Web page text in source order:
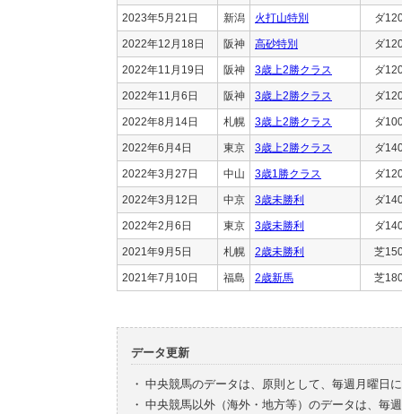
2023年5月21日 新潟 火打山特別 ダ
2022年12月18日 阪神 高砂特別 ダ
2022年11月19日 阪神 3歳上2勝クラス ダ
2022年11月6日 阪神 3歳上2勝クラス ダ
2022年8月14日 札幌 3歳上2勝クラス ダ
2022年6月4日 東京 3歳上2勝クラス ダ
2022年3月27日 中山 3歳1勝クラス ダ
2022年3月12日 中京 3歳未勝利 ダ
2022年2月6日 東京 3歳未勝利 ダ
2021年9月5日 札幌 2歳未勝利 芝
2021年7月10日 福島 2歳新馬 芝
データ更新
・ 中央競馬のデータは、原則として、毎週月曜日
・ 中央競馬以外（海外・地方等）のデータは、毎